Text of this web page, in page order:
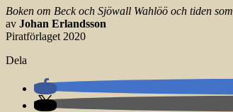
Boken om Beck och Sjöwall Wahlöö och tiden
av Johan Erlandsson
Piratförlaget 2020
Dela